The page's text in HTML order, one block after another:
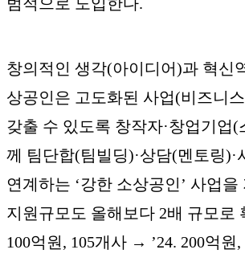
범적으로 도입한다.
창의적인 생각(아이디어)과 혁신
상공인은 고도화된 사업(비즈니
갖출 수 있도록 창작자·창업기업
께 팀단합(팀빌딩)·상담(멘토링)·
연계하는 ‘강한 소상공인’ 사업을
지원규모도 올해보다 2배 규모로
100억원, 105개사 → ’24. 200억원,